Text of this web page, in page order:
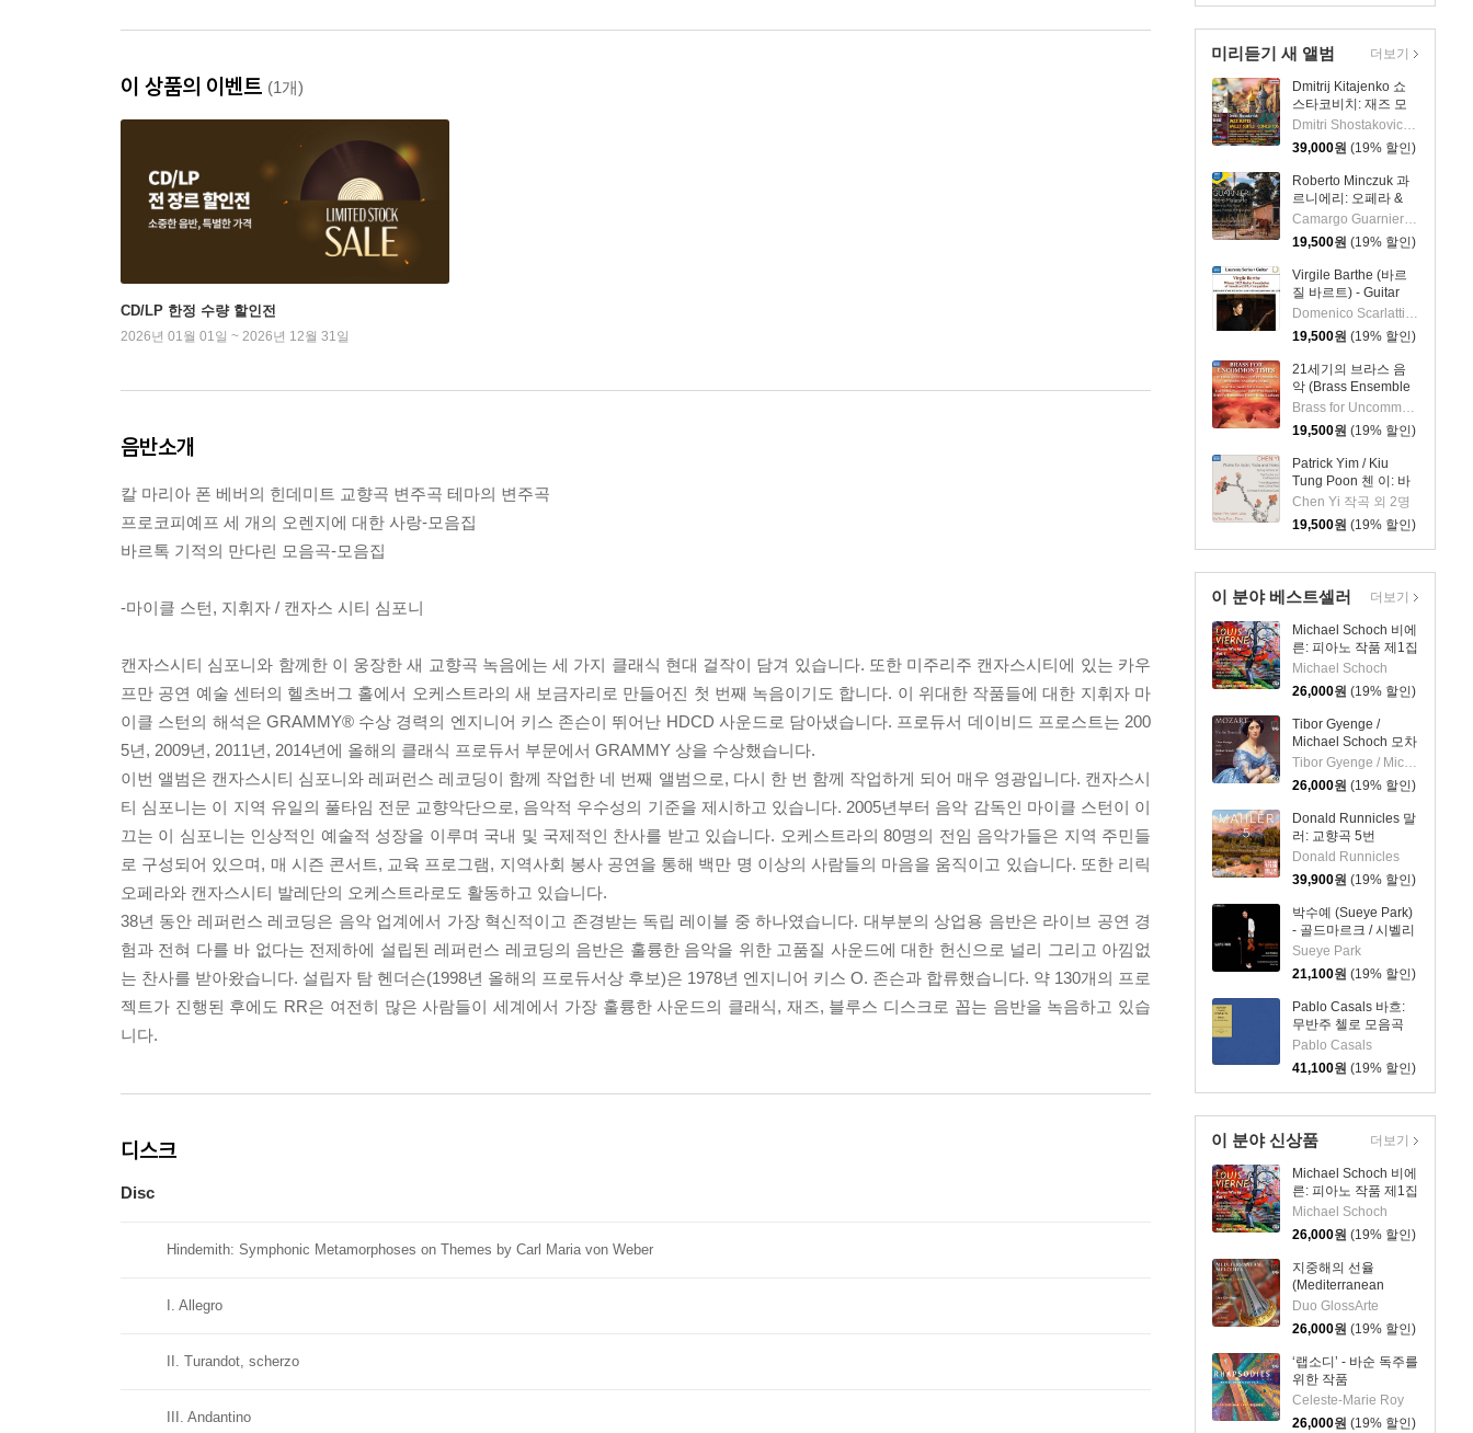
모음곡 (Miraculous
Metamorphoses)
미리듣기 새 앨범
Dmitrij Kitajenko 쇼
스타코비치: 재즈 모
음곡, 발레 모음곡, 협
주곡들
(Shostakovich: Jazz
Suite; Ballet Suites;
Concertos)
Dmitri Shostakovich 작곡 외 6명
39,000원 (19% 할인)
Roberto Minczuk 과
르니에리: 오페라 &
관현악 작품집
(Guarnieri: Pedro
Malazarte)
Camargo Guarnieri 작곡 외 2명
19,500원 (19% 할인)
Virgile Barthe (바르
질 바르트) - Guitar
Recital (기타 리사이
틀)
Domenico Scarlatti 작곡 외 5명
19,500원 (19% 할인)
21세기의 브라스 음
악 (Brass Ensemble
Music - 21st Century)Brass for Uncommon Times 실내악
19,500원 (19% 할인)
Patrick Yim / Kiu
Tung Poon 첸 이: 바
이올린, 비올라, 피아
노 작품집 (Chen Yi:
Works For Violin,
Viola And Piano)
Chen Yi 작곡 외 2명
19,500원 (19% 할인)
더보기
이 분야 베스트셀러
Michael Schoch 비에
른: 피아노 작품 제1집
(Vierne: Piano Works
Vol. 1) [SACD
Hybrid]
Michael Schoch
26,000원 (19% 할인)
Tibor Gyenge /
Michael Schoch 모차
르트: 바이올린 소나
타집 (Mozart: Violin
Sonatas) [SACD
Hybrid]
Tibor Gyenge / Michael Schoch
26,000원 (19% 할인)
Donald Runnicles 말
러: 교향곡 5번
(Mahler: Symphony
No. 5) [SACD Hybrid]
Donald Runnicles
39,900원 (19% 할인)
박수예 (Sueye Park)
- 골드마르크 / 시벨리
우스: 바이올린과 관
현악을 위한 작품들
(Goldmark &
Sibelius: Works For
Violin And Orchestra)
[SACD Hybrid]
Sueye Park
21,100원 (19% 할인)
Pablo Casals 바흐:
무반주 첼로 모음곡
(Bach: Cello Suites)
[SACD Hybrid]
Pablo Casals
41,100원 (19% 할인)
더보기
이 분야 신상품
Michael Schoch 비에
른: 피아노 작품 제1집
(Vierne: Piano Works
Vol. 1) [SACD
Hybrid]
Michael Schoch
26,000원 (19% 할인)
지중해의 선율
(Mediterranean
Melodies) [SACD
Hybrid]
Duo GlossArte
26,000원 (19% 할인)
‘랩소디’ - 바순 독주를
위한 작품
(Rhapsodies: Works
for Bassoon solo)
Celeste-Marie Roy
26,000원 (19% 할인)
더보기
이 상품의 이벤트 (1개)
CD/LP 한정 수량 할인전
2026년 01월 01일 ~ 2026년 12월 31일
음반소개
칼 마리아 폰 베버의 힌데미트 교향곡 변주곡 테마의 변주곡
프로코피예프 세 개의 오렌지에 대한 사랑-모음집
바르톡 기적의 만다린 모음곡-모음집
-마이클 스턴, 지휘자 / 캔자스 시티 심포니
캔자스시티 심포니와 함께한 이 웅장한 새 교향곡 녹음에는 세 가지 클래식 현대 걸작이 담겨 있습니다. 또한 미주리주 캔자스시티에 있는 카우
프만 공연 예술 센터의 헬츠버그 홀에서 오케스트라의 새 보금자리로 만들어진 첫 번째 녹음이기도 합니다. 이 위대한 작품들에 대한 지휘자 마
이클 스턴의 해석은 GRAMMY® 수상 경력의 엔지니어 키스 존슨이 뛰어난 HDCD 사운드로 담아냈습니다. 프로듀서 데이비드 프로스트는 200
5년, 2009년, 2011년, 2014년에 올해의 클래식 프로듀서 부문에서 GRAMMY 상을 수상했습니다.
이번 앨범은 캔자스시티 심포니와 레퍼런스 레코딩이 함께 작업한 네 번째 앨범으로, 다시 한 번 함께 작업하게 되어 매우 영광입니다. 캔자스시
티 심포니는 이 지역 유일의 풀타임 전문 교향악단으로, 음악적 우수성의 기준을 제시하고 있습니다. 2005년부터 음악 감독인 마이클 스턴이 이
끄는 이 심포니는 인상적인 예술적 성장을 이루며 국내 및 국제적인 찬사를 받고 있습니다. 오케스트라의 80명의 전임 음악가들은 지역 주민들
로 구성되어 있으며, 매 시즌 콘서트, 교육 프로그램, 지역사회 봉사 공연을 통해 백만 명 이상의 사람들의 마음을 움직이고 있습니다. 또한 리릭
오페라와 캔자스시티 발레단의 오케스트라로도 활동하고 있습니다.
38년 동안 레퍼런스 레코딩은 음악 업계에서 가장 혁신적이고 존경받는 독립 레이블 중 하나였습니다. 대부분의 상업용 음반은 라이브 공연 경
험과 전혀 다를 바 없다는 전제하에 설립된 레퍼런스 레코딩의 음반은 훌륭한 음악을 위한 고품질 사운드에 대한 헌신으로 널리 그리고 아낌없
는 찬사를 받아왔습니다. 설립자 탐 헨더슨(1998년 올해의 프로듀서상 후보)은 1978년 엔지니어 키스 O. 존슨과 합류했습니다. 약 130개의 프로
젝트가 진행된 후에도 RR은 여전히 많은 사람들이 세계에서 가장 훌륭한 사운드의 클래식, 재즈, 블루스 디스크로 꼽는 음반을 녹음하고 있습
니다.
디스크
Disc
Hindemith: Symphonic Metamorphoses on Themes by Carl Maria von Weber
I. Allegro
II. Turandot, scherzo
III. Andantino